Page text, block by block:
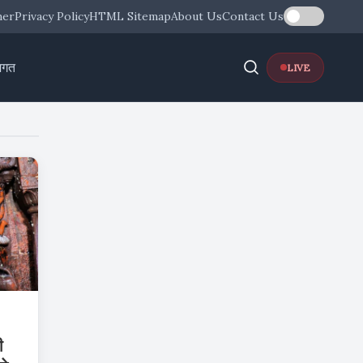
Privacy PolicyHTML SitemapAbout UsContact Us
LIVE